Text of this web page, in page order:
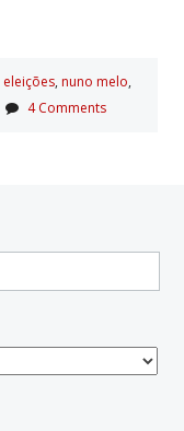
eleições, nuno melo,
4 Comments